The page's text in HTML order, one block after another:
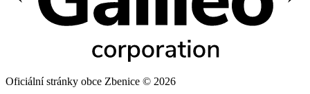
Oficiální stránky obce Zbenice © 2026